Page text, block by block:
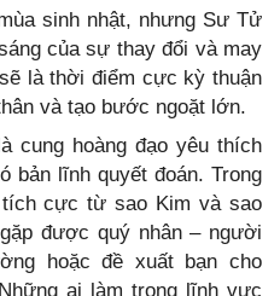
sinh nhật, nhưng Sư Tử
của sự thay đổi và may
là thời điểm cực kỳ thuận
và tạo bước ngoặt lớn.
cung hoàng đạo yêu thích
bản lĩnh quyết đoán. Trong
cực từ sao Kim và sao
được quý nhân – người
hoặc đề xuất bạn cho
ai làm trong lĩnh vực